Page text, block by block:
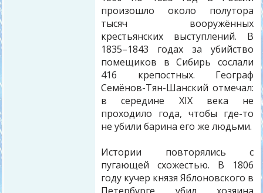
произошло около полутора
тысяч вооружённых
крестьянских выступлений. В
1835–1843 годах за убийство
помещиков в Сибирь сослали
416 крепостных. Географ
Семёнов-Тян-Шанский отмечал:
в середине XIX века не
проходило года, чтобы где-то
не убили барина его же людьми.
Истории повторялись с
пугающей схожестью. В 1806
году кучер князя Яблоновского в